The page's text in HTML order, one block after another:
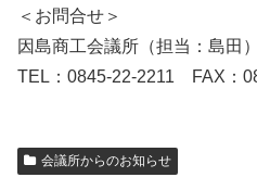
＜お問合せ＞
因島商工会議所（担当：島田）
TEL：0845-22-2211 FAX：
会議所からのお知らせ